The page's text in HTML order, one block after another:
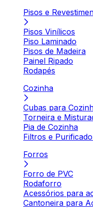
Pisos e
Pisos Vinílicos
Piso Laminado
Pisos de Madeira
Painel Ripado
Rodapés
Cozinha
Cubas para
Torneira e
Pia de Cozinha
Filtros e
Forros
Forro de PVC
Rodaforro
Acessórios para
Cantoneira para